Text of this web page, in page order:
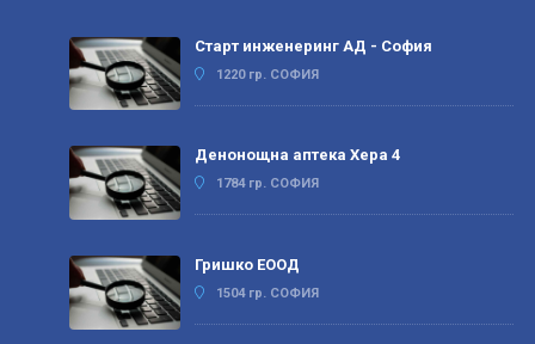
Старт инженеринг АД - София
1220 гр. СОФИЯ
Денонощна аптека Хера 4
1784 гр. СОФИЯ
Гришко ЕООД
1504 гр. СОФИЯ